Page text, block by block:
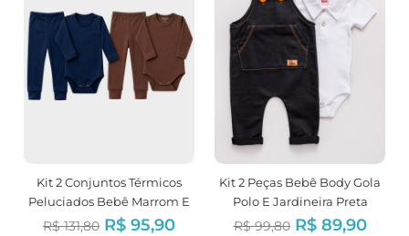
Kit 2 Conjuntos Térmicos
Peluciados Bebê Marrom E
Azul Menino
R$ 131,80 R$ 95,90
Kit 2 Peças Bebê Body Gola
Polo E Jardineira Preta
Menino
R$ 99,80 R$ 89,90